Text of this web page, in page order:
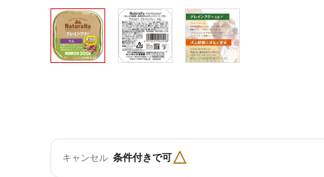
キャンセル 条件付きで可△